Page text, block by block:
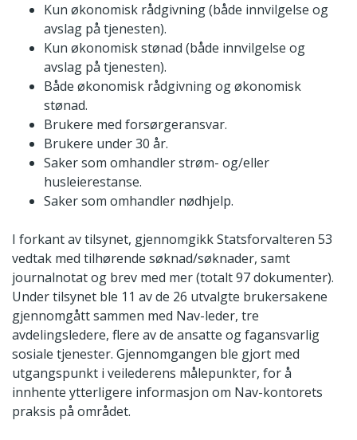
Kun økonomisk rådgivning (både innvilgelse og
avslag på tjenesten).
Kun økonomisk stønad (både innvilgelse og
avslag på tjenesten).
Både økonomisk rådgivning og økonomisk
stønad.
Brukere med forsørgeransvar.
Brukere under 30 år.
Saker som omhandler strøm- og/eller
husleierestanse.
Saker som omhandler nødhjelp.
I forkant av tilsynet, gjennomgikk Statsforvalteren 53
vedtak med tilhørende søknad/søknader, samt
journalnotat og brev med mer (totalt 97 dokumenter).
Under tilsynet ble 11 av de 26 utvalgte brukersakene
gjennomgått sammen med Nav-leder, tre
avdelingsledere, flere av de ansatte og fagansvarlig
sosiale tjenester. Gjennomgangen ble gjort med
utgangspunkt i veilederens målepunkter, for å
innhente ytterligere informasjon om Nav-kontorets
praksis på området.